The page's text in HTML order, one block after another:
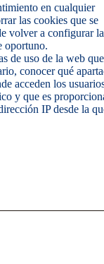
en cualquier
las cookies que se
volver a configurar
oportuno.
de uso de la web que
conocer qué
acceden los
y que es
IP desde la